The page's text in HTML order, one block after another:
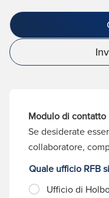
Modulo di contatto
Se desiderate
collaboratore,
Quale ufficio RFB
Ufficio di